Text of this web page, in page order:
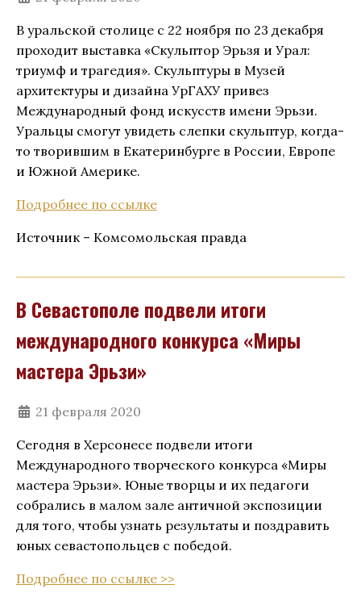
В уральской столице с 22 ноября по 23 декабря
проходит выставка «Скульптор Эрьзя и Урал:
триумф и трагедия». Скульптуры в Музей
архитектуры и дизайна УрГАХУ привез
Международный фонд искусств имени Эрьзи.
Уральцы смогут увидеть слепки скульптур, когда-
то творившим в Екатеринбурге в России, Европе
и Южной Америке.
Подробнее по ссылке
Источник – Комсомольская правда
В Севастополе подвели итоги
международного конкурса «Миры
мастера Эрьзи»
21 февраля 2020
Сегодня в Херсонесе подвели итоги
Международного творческого конкурса «Миры
мастера Эрьзи». Юные творцы и их педагоги
собрались в малом зале античной экспозиции
для того, чтобы узнать результаты и поздравить
юных севастопольцев с победой.
Подробнее по ссылке >>